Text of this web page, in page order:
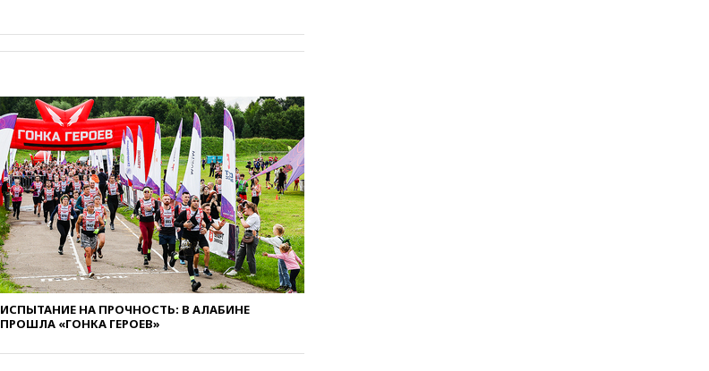
до 2032 года
вчера, 22:28Отказаться от
российского гражданства
станет значительно дороже
вчера, 22:20Путин назвал 76-ю
гвардейскую десантно-
штурмовую дивизию
легендарной
вчера, 22:15Путин заслушал
доклад о ситуации на
вчера, 21:58
ИСПЫТАНИЕ НА ПРОЧНОСТЬ: В АЛАБИНЕ
ПРОШЛА «ГОНКА ГЕРОЕВ»